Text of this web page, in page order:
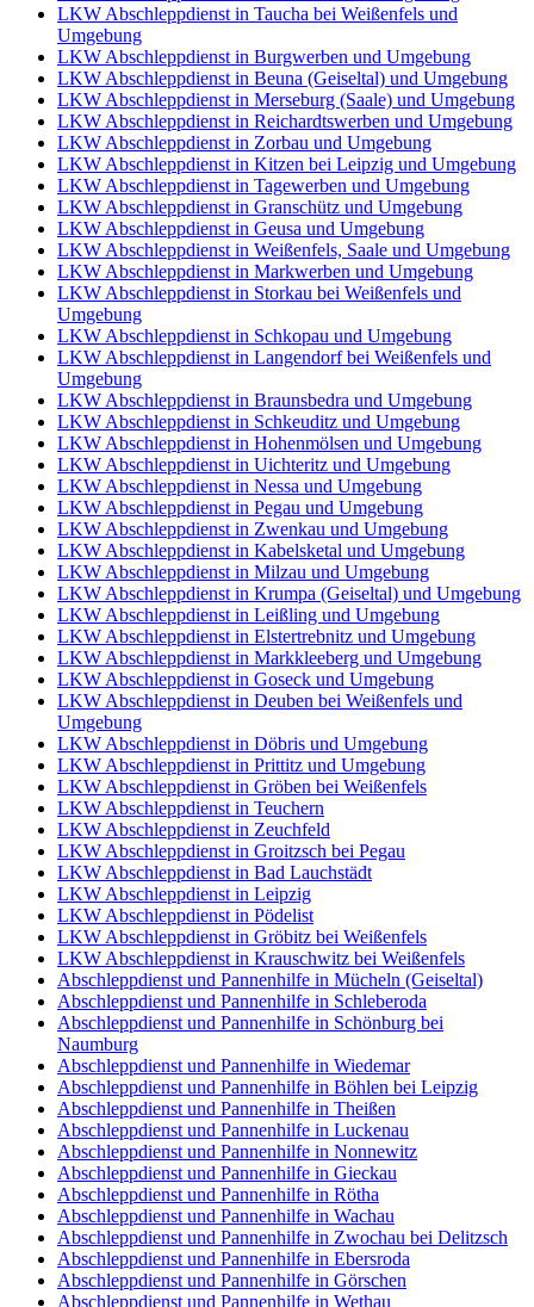
LKW Abschleppdienst in Taucha bei Weißenfels und
Umgebung
LKW Abschleppdienst in Burgwerben und Umgebung
LKW Abschleppdienst in Beuna (Geiseltal) und Umgebung
LKW Abschleppdienst in Merseburg (Saale) und Umgebung
LKW Abschleppdienst in Reichardtswerben und Umgebung
LKW Abschleppdienst in Zorbau und Umgebung
LKW Abschleppdienst in Kitzen bei Leipzig und Umgebung
LKW Abschleppdienst in Tagewerben und Umgebung
LKW Abschleppdienst in Granschütz und Umgebung
LKW Abschleppdienst in Geusa und Umgebung
LKW Abschleppdienst in Weißenfels, Saale und Umgebung
LKW Abschleppdienst in Markwerben und Umgebung
LKW Abschleppdienst in Storkau bei Weißenfels und
Umgebung
LKW Abschleppdienst in Schkopau und Umgebung
LKW Abschleppdienst in Langendorf bei Weißenfels und
Umgebung
LKW Abschleppdienst in Braunsbedra und Umgebung
LKW Abschleppdienst in Schkeuditz und Umgebung
LKW Abschleppdienst in Hohenmölsen und Umgebung
LKW Abschleppdienst in Uichteritz und Umgebung
LKW Abschleppdienst in Nessa und Umgebung
LKW Abschleppdienst in Pegau und Umgebung
LKW Abschleppdienst in Zwenkau und Umgebung
LKW Abschleppdienst in Kabelsketal und Umgebung
LKW Abschleppdienst in Milzau und Umgebung
LKW Abschleppdienst in Krumpa (Geiseltal) und Umgebung
LKW Abschleppdienst in Leißling und Umgebung
LKW Abschleppdienst in Elstertrebnitz und Umgebung
LKW Abschleppdienst in Markkleeberg und Umgebung
LKW Abschleppdienst in Goseck und Umgebung
LKW Abschleppdienst in Deuben bei Weißenfels und
Umgebung
LKW Abschleppdienst in Döbris und Umgebung
LKW Abschleppdienst in Prittitz und Umgebung
LKW Abschleppdienst in Gröben bei Weißenfels
LKW Abschleppdienst in Teuchern
LKW Abschleppdienst in Zeuchfeld
LKW Abschleppdienst in Groitzsch bei Pegau
LKW Abschleppdienst in Bad Lauchstädt
LKW Abschleppdienst in Leipzig
LKW Abschleppdienst in Pödelist
LKW Abschleppdienst in Gröbitz bei Weißenfels
LKW Abschleppdienst in Krauschwitz bei Weißenfels
Abschleppdienst und Pannenhilfe in Mücheln (Geiseltal)
Abschleppdienst und Pannenhilfe in Schleberoda
Abschleppdienst und Pannenhilfe in Schönburg bei
Naumburg
Abschleppdienst und Pannenhilfe in Wiedemar
Abschleppdienst und Pannenhilfe in Böhlen bei Leipzig
Abschleppdienst und Pannenhilfe in Theißen
Abschleppdienst und Pannenhilfe in Luckenau
Abschleppdienst und Pannenhilfe in Nonnewitz
Abschleppdienst und Pannenhilfe in Gieckau
Abschleppdienst und Pannenhilfe in Rötha
Abschleppdienst und Pannenhilfe in Wachau
Abschleppdienst und Pannenhilfe in Zwochau bei Delitzsch
Abschleppdienst und Pannenhilfe in Ebersroda
Abschleppdienst und Pannenhilfe in Görschen
Abschleppdienst und Pannenhilfe in Wethau